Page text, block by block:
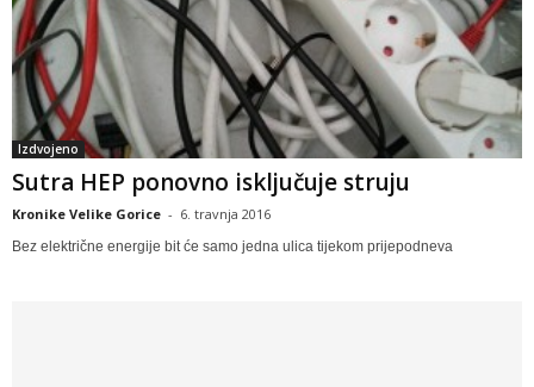
Izdvojeno
Sutra HEP ponovno isključuje struju
Kronike Velike Gorice - 6. travnja 2016
Bez električne energije bit će samo jedna ulica tijekom prijepodneva